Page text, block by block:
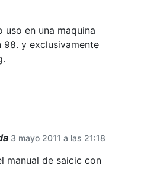
uso en una maquina
y exclusivamente
3 mayo 2011 a las 21:18
manual de saicic con